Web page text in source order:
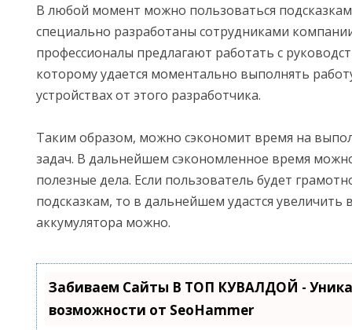
В любой момент можно пользоваться
специально разработаны сотрудниками
профессионалы предлагают работать с
которому удается моментально выполнять
устройствах от этого разработчика.
Таким образом, можно сэкономит время на
задач. В дальнейшем сэкономленное время
полезные дела. Если пользователь будет
подсказкам, то в дальнейшем удастся увеличить
аккумулятора можно.
Забиваем Сайты В ТОП КУВАЛДОЙ -
возможности от SeoHammer